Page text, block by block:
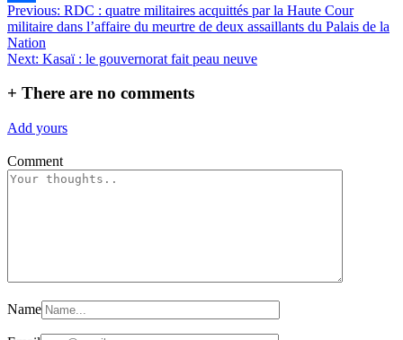
Partager
Navigation
de
l’article
Previous: RDC : quatre militaires acquittés par la Haute Cour
militaire dans l’affaire du meurtre de deux assaillants du Palais de la
Nation
Next: Kasaï : le gouvernorat fait peau neuve
+ There are no comments
Add yours
Comment
Name